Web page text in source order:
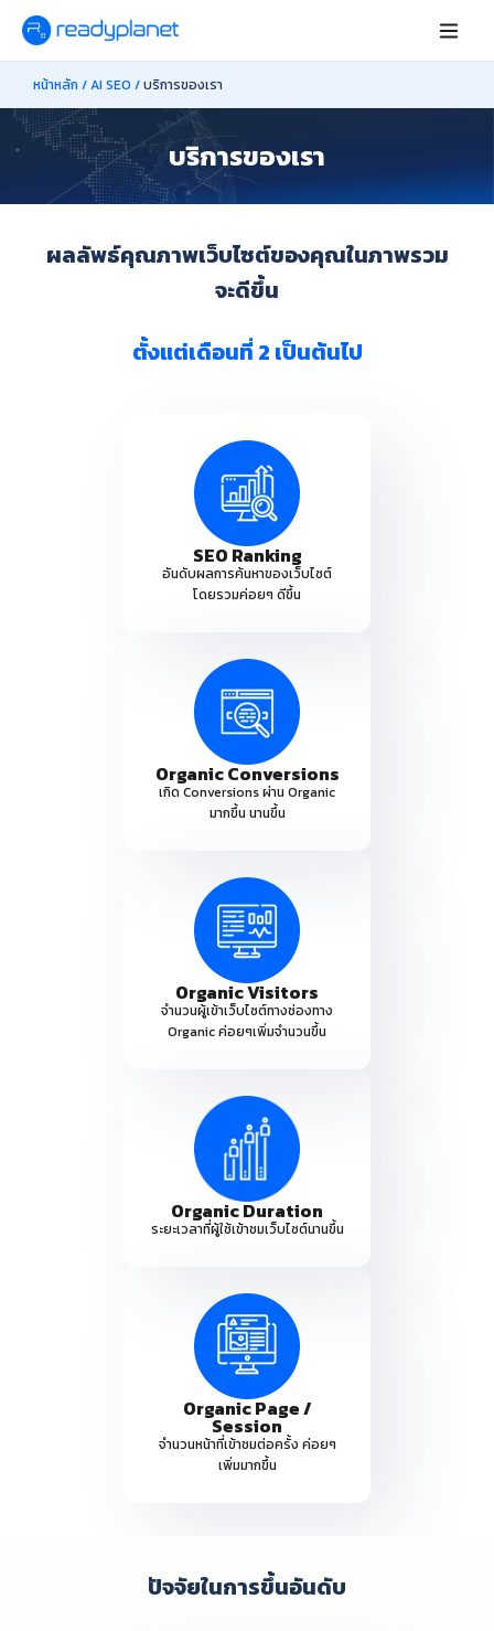
หน้าหลัก /AI SEO /บริการของเรา
บริการของเรา
ผลลัพธ์คุณภาพเว็บไซต์ของคุณในภาพรวม
จะดีขึ้น
ตั้งแต่เดือนที่ 2 เป็นต้นไป
SEO Ranking
อันดับผลการค้นหาของเว็บไซต์
โดยรวมค่อยๆ ดีขึ้น
Organic Conversions
เกิด Conversions ผ่าน Organic
มากขึ้น นานขึ้น
Organic Visitors
จำนวนผู้เข้าเว็บไซต์ทางช่องทาง
Organic ค่อยๆเพิ่มจำนวนขึ้น
Organic Duration
ระยะเวลาที่ผู้ใช้เข้าชมเว็บไซต์นานขึ้น
Organic Page /
Session
จำนวนหน้าที่เข้าชมต่อครั้ง ค่อยๆ
เพิ่มมากขึ้น
ปัจจัยในการขึ้นอันดับ